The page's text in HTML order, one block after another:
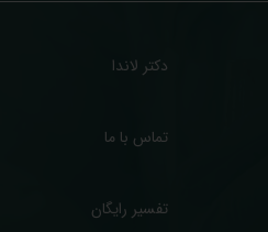
دکتر لاندا
تفسیر رایگان
تماس با ما